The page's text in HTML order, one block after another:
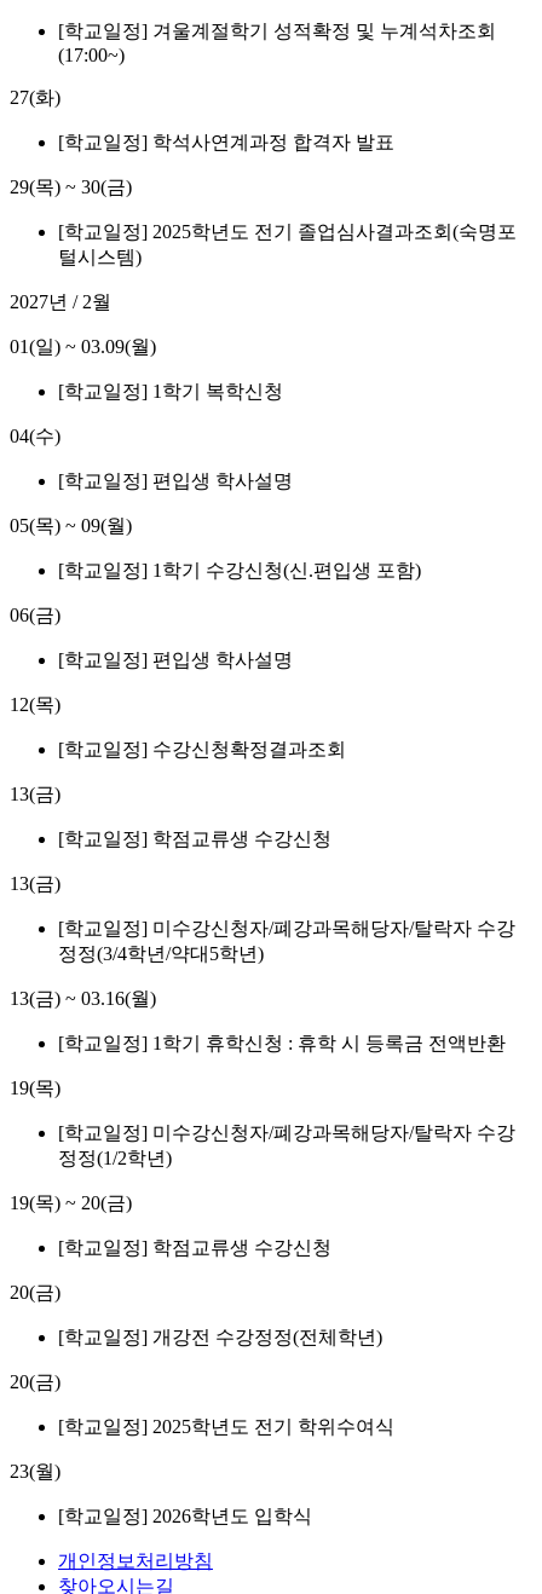
[학교일정] 겨울계절학기 성적확정 및 누계석차조회
(17:00~)
27(화)
[학교일정] 학석사연계과정 합격자 발표
29(목) ~ 30(금)
[학교일정] 2025학년도 전기 졸업심사결과조회(숙명포
털시스템)
2027년 / 2월
01(일) ~ 03.09(월)
[학교일정] 1학기 복학신청
04(수)
[학교일정] 편입생 학사설명
05(목) ~ 09(월)
[학교일정] 1학기 수강신청(신.편입생 포함)
06(금)
[학교일정] 편입생 학사설명
12(목)
[학교일정] 수강신청확정결과조회
13(금)
[학교일정] 학점교류생 수강신청
13(금)
[학교일정] 미수강신청자/폐강과목해당자/탈락자 수강
정정(3/4학년/약대5학년)
13(금) ~ 03.16(월)
[학교일정] 1학기 휴학신청 : 휴학 시 등록금 전액반환
19(목)
[학교일정] 미수강신청자/폐강과목해당자/탈락자 수강
정정(1/2학년)
19(목) ~ 20(금)
[학교일정] 학점교류생 수강신청
20(금)
[학교일정] 개강전 수강정정(전체학년)
20(금)
[학교일정] 2025학년도 전기 학위수여식
23(월)
[학교일정] 2026학년도 입학식
개인정보처리방침
찾아오시는길